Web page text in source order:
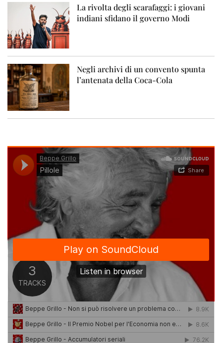
La rivolta degli scarafaggi: i giovani
indiani sfidano il governo Modi
Negli archivi di un convento spunta
l’antenata della Coca-Cola